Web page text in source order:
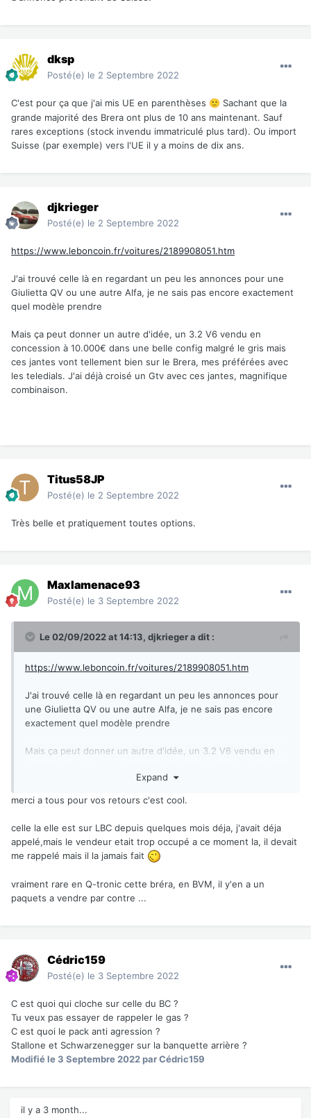
dksp
Posté(e) le 2 Septembre 2022
C'est pour ça que j'ai mis UE en parenthèses 🙂 Sachant que la
grande majorité des Brera ont plus de 10 ans maintenant. Sauf
rares exceptions (stock invendu immatriculé plus tard). Ou import
Suisse (par exemple) vers l'UE il y a moins de dix ans.
djkrieger
Posté(e) le 2 Septembre 2022
https://www.leboncoin.fr/voitures/2189908051.htm
J'ai trouvé celle là en regardant un peu les annonces pour une
Giulietta QV ou une autre Alfa, je ne sais pas encore exactement
quel modèle prendre
Mais ça peut donner un autre d'idée, un 3.2 V6 vendu en
concession à 10.000€ dans une belle config malgré le gris mais
ces jantes vont tellement bien sur le Brera, mes préférées avec
les teledials. J'ai déjà croisé un Gtv avec ces jantes, magnifique
combinaison.
Titus58JP
Posté(e) le 2 Septembre 2022
Très belle et pratiquement toutes options.
Maxlamenace93
Posté(e) le 3 Septembre 2022
Le 02/09/2022 at 14:13, djkriegera dit :
https://www.leboncoin.fr/voitures/2189908051.htm
J'ai trouvé celle là en regardant un peu les annonces pour
une Giulietta QV ou une autre Alfa, je ne sais pas encore
exactement quel modèle prendre
Mais ça peut donner un autre d'idée, un 3.2 V6 vendu en
mais ces jantes vont tellement bien sur le Brera, mes
jantes, magnifique combinaison.
Expand
merci a tous pour vos retours c'est cool.
celle la elle est sur LBC depuis quelques mois déja, j'avait déja
appelé,mais le vendeur etait trop occupé a ce moment la, il devait
me rappelé mais il la jamais fait
vraiment rare en Q-tronic cette bréra, en BVM, il y'en a un
paquets a vendre par contre ...
Cédric159
Posté(e) le 3 Septembre 2022
C est quoi qui cloche sur celle du BC ?
Tu veux pas essayer de rappeler le gas ?
C est quoi le pack anti agression ?
Stallone et Schwarzenegger sur la banquette arrière ?
Modifiéle 3 Septembre 2022par Cédric159
il y a 3 month...